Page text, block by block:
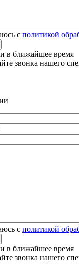
с политикой
в ближайшее время
звонка нашего
с политикой
в ближайшее время
звонка нашего